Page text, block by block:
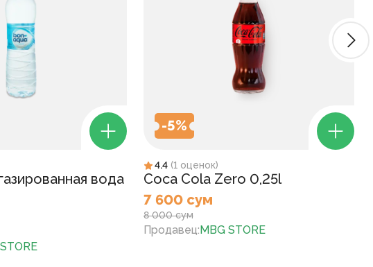
вода
-5%
4.4 (1 оценок)
Coca Cola Zero 0,25l
7 600 сум
8 000 сум
Продавец:MBG STORE